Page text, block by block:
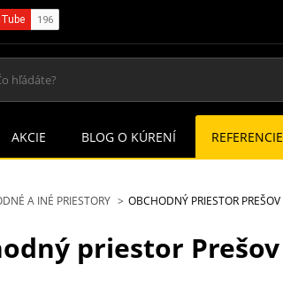
A INÉ PRIESTORY OBCHODNÝ PRIESTOR PREŠOV
priestor Prešov
AKCIE BLOG O KÚRENÍ REFERENCIE